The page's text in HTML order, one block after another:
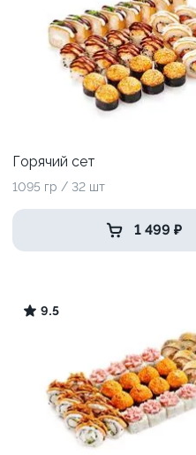
Горячий сет
1095 гр / 32 шт
1 499 ₽
9.5